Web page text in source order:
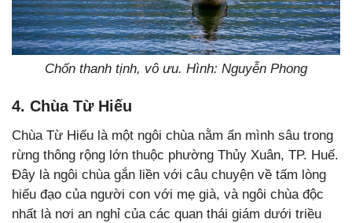
Chốn thanh tịnh, vô ưu. Hình: Nguyễn Phong
4. Chùa Từ Hiếu
Chùa Từ Hiếu là một ngôi chùa nằm ẩn mình sâu trong
rừng thông rộng lớn thuộc phường Thủy Xuân, TP. Huế.
Đây là ngôi chùa gắn liền với câu chuyện về tấm lòng
hiếu đạo của người con với mẹ già, và ngôi chùa độc
nhất là nơi an nghỉ của các quan thái giám dưới triều